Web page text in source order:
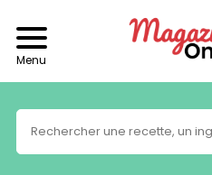
Menu